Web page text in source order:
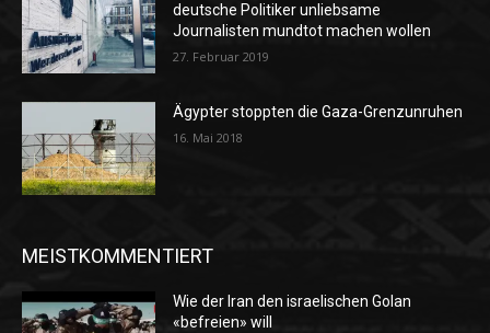
deutsche Politiker unliebsame
Journalisten mundtot machen wollen
27. Februar 2019
Ägypter stoppten die Gaza-Grenzunruhen
16. Mai 2018
MEISTKOMMENTIERT
Wie der Iran den israelischen Golan
«befreien» will